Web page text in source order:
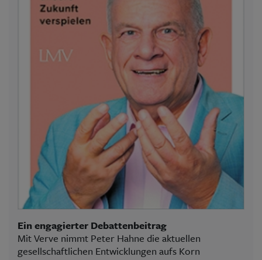
Ein engagierter Debattenbeitrag
Mit Verve nimmt Peter Hahne die aktuellen
gesellschaftlichen Entwicklungen aufs Korn